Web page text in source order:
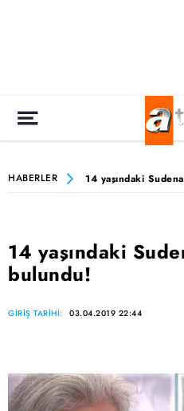
HABERLER 14 yaşındaki
14 yaşındaki
bulundu!
GİRİŞ TARİHİ: 03.04.2019 22:44